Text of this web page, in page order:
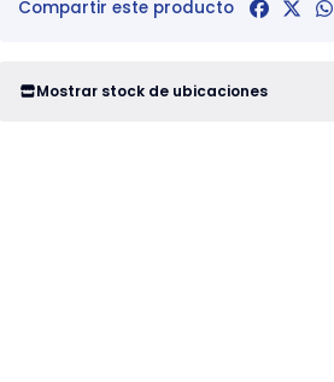
Compartir este producto
Mostrar stock de ubicaciones